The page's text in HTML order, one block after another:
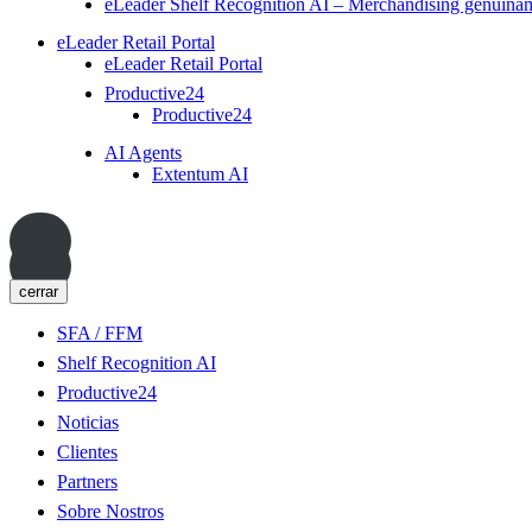
eLeader Shelf Recognition AI – Merchandising
eLeader Retail Portal
eLeader Retail Portal
Productive24
Productive24
AI Agents
Extentum AI
cerrar
SFA / FFM
Shelf Recognition AI
Productive24
Noticias
Clientes
Partners
Sobre Nostros